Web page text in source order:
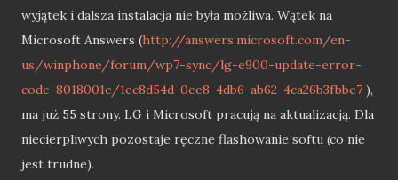
wyjątek i dalsza instalacja nie była możliwa. Wątek na
Microsoft Answers (http://answers.microsoft.com/en-
us/winphone/forum/wp7-sync/lg-e900-update-error-
code-8018001e/1ec8d54d-0ee8-4db6-ab62-4ca26b3fbbe7 ),
ma już 55 strony. LG i Microsoft pracują na aktualizacją. Dla
niecierpliwych pozostaje ręczne flashowanie softu (co nie
jest trudne).